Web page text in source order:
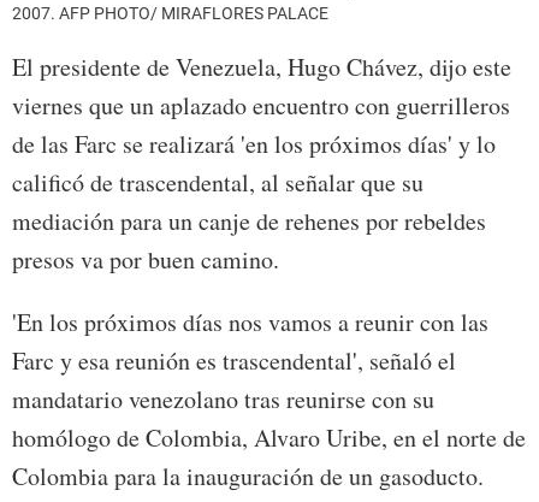
2007. AFP PHOTO/ MIRAFLORES PALACE
El presidente de Venezuela, Hugo Chávez, dijo este
viernes que un aplazado encuentro con guerrilleros
de las Farc se realizará 'en los próximos días' y lo
calificó de trascendental, al señalar que su
mediación para un canje de rehenes por rebeldes
presos va por buen camino.
'En los próximos días nos vamos a reunir con las
Farc y esa reunión es trascendental', señaló el
mandatario venezolano tras reunirse con su
homólogo de Colombia, Alvaro Uribe, en el norte de
Colombia para la inauguración de un gasoducto.